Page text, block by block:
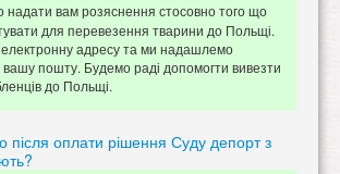
вам розяснення стосовно того що
для перевезення тварини до Польщі.
адресу та ми надашлемо
пошту. Будемо раді допомогти вивезти
до Польщі.
оплати рішення Суду депорт з